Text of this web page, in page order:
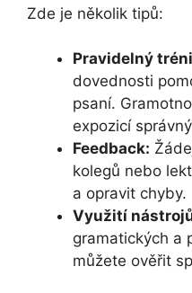
Zde je několik tipů:
Pravidelný
dovednosti
psaní.
expozicí
Feedback:
kolegů nebo
a opravit chyby.
Využití
gramatických a
můžete ověřit